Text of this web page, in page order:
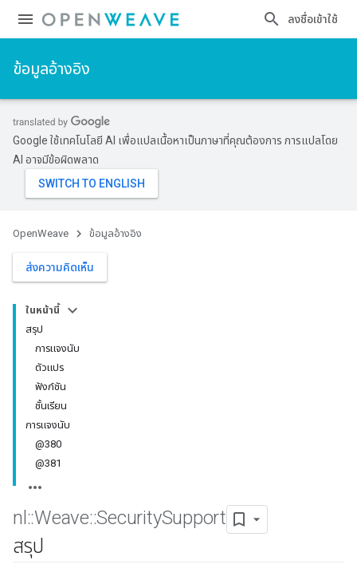
ลงชื่อเข้าใช้
ข้อมูลอ้างอิง
Google ใช้เทคโนโลยี AI เพื่อแปลเนื้อหาเป็นภาษาที่คุณต้องการ การแปลโดย
AI อาจมีข้อผิดพลาด
OpenWeave ข้อมูลอ้างอิง
ส่งความคิดเห็น
ในหน้านี้
สรุป
การแจงนับ
ตัวแปร
ฟังก์ชัน
ชั้นเรียน
การแจงนับ
@380
@381
nl ::Weave::SecuritySupport
สรุป